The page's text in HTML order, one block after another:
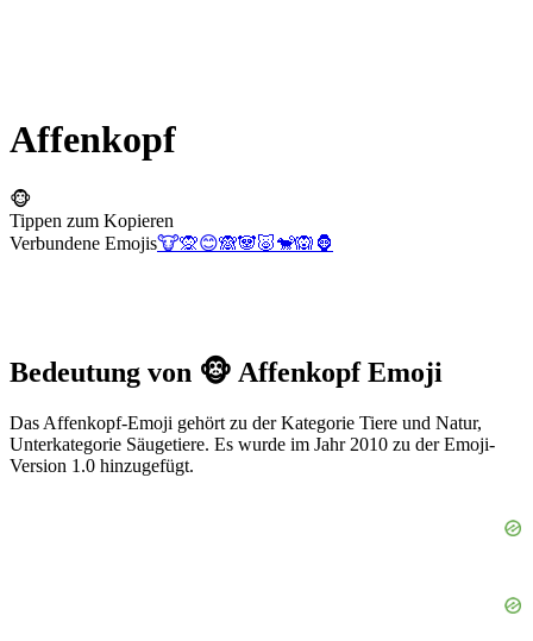
Affenkopf
🐵
Tippen zum Kopieren
Verbundene Emojis🐮🙊😊🙈🐼🐷🐒🙉 🦍
Bedeutung von 🐵 Affenkopf Emoji
Das Affenkopf-Emoji gehört zu der Kategorie Tiere und Natur,
Unterkategorie Säugetiere. Es wurde im Jahr 2010 zu der Emoji-
Version 1.0 hinzugefügt.